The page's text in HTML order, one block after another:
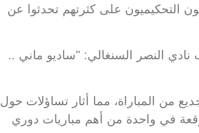
التحكيميون على كثرتهم تحدثوا عن
نادي النصر السنغالي: "ساديو ماني ..
من المباراة، مما أثار تساؤلات حول
في واحدة من أهم مباريات دوري